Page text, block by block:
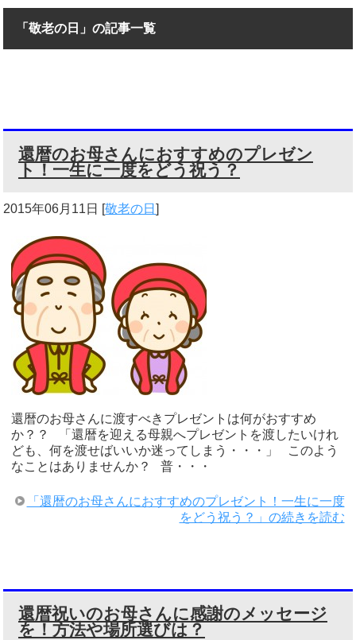
「敬老の日」の記事一覧
還暦のお母さんにおすすめのプレゼン
ト！一生に一度をどう祝う？
2015年06月11日 [敬老の日]
還暦のお母さんに渡すべきプレゼントは何がおすすめ
か？？ 「還暦を迎える母親へプレゼントを渡したいけれ
ども、何を渡せばいいか迷ってしまう・・・」 このよう
なことはありませんか？ 普・・・
「還暦のお母さんにおすすめのプレゼント！一生に一度
をどう祝う？」の続きを読む
還暦祝いのお母さんに感謝のメッセージ
を！方法や場所選びは？